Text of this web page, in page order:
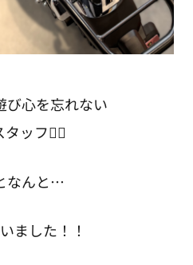
び心を忘れない
ッフ🙂‍↕️
なんと…
ました！！